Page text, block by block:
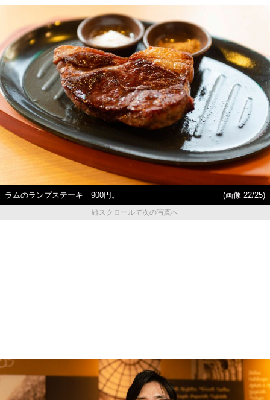
ラムのランプステーキ 900円。
(画像 22/25)
縦スクロールで次の写真へ